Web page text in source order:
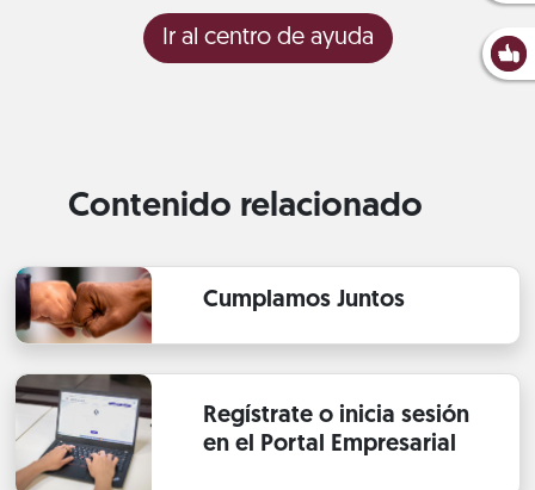
Ir al centro de ayuda
Contenido relacionado
Cumplamos Juntos
Regístrate o inicia sesión
en el Portal Empresarial